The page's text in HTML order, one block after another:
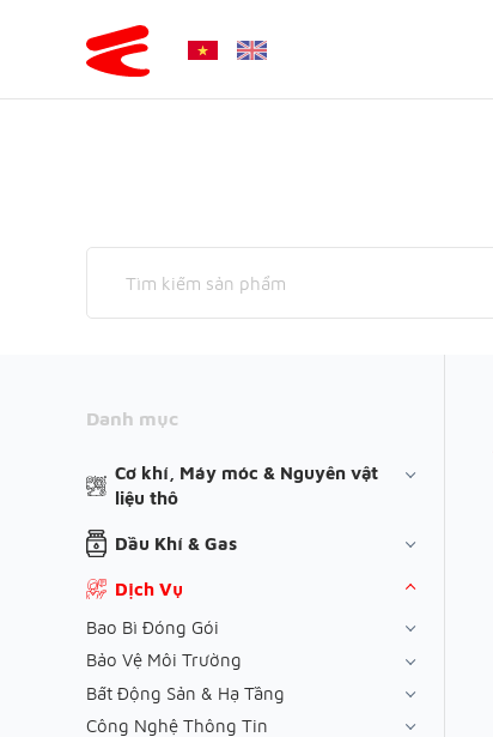
Danh mục
Cơ khí, Máy móc & Nguyên vật
liệu thô
Dầu Khí & Gas
Dịch Vụ
Bao Bì Đóng Gói
Bảo Vệ Môi Trường
Bất Động Sản & Hạ Tầng
Công Nghệ Thông Tin